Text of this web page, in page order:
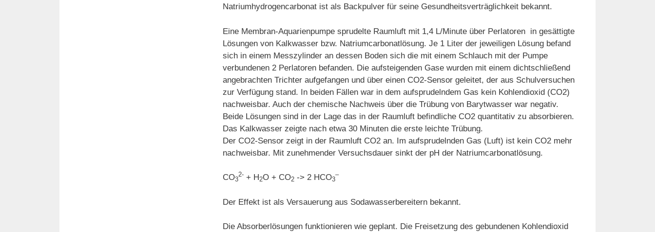
Natriumhydrogencarbonat ist als Backpulver für seine Gesundheitsverträglichkeit bekannt.
Eine Membran-Aquarienpumpe sprudelte Raumluft mit 1,4 L/Minute über Perlatoren in gesättigte
Lösungen von Kalkwasser bzw. Natriumcarbonatlösung. Je 1 Liter der jeweiligen Lösung befand
sich in einem Messzylinder an dessen Boden sich die mit einem Schlauch mit der Pumpe
verbundenen 2 Perlatoren befanden. Die aufsteigenden Gase wurden mit einem dichtschließend
angebrachten Trichter aufgefangen und über einen CO2-Sensor geleitet, der aus Schulversuchen
zur Verfügung stand. In beiden Fällen war in dem aufsprudelndem Gas kein Kohlendioxid (CO2)
nachweisbar. Auch der chemische Nachweis über die Trübung von Barytwasser war negativ.
Beide Lösungen sind in der Lage das in der Raumluft befindliche CO2 quantitativ zu absorbieren.
Das Kalkwasser zeigte nach etwa 30 Minuten die erste leichte Trübung.
Der CO2-Sensor zeigt in der Raumluft CO2 an. Im aufsprudelnden Gas (Luft) ist kein CO2 mehr
nachweisbar. Mit zunehmender Versuchsdauer sinkt der pH der Natriumcarbonatlösung.
CO3
2- + H2O + CO2 -> 2 HCO3
–
Der Effekt ist als Versauerung aus Sodawasserbereitern bekannt.
Die Absorberlösungen funktionieren wie geplant. Die Freisetzung des gebundenen Kohlendioxid